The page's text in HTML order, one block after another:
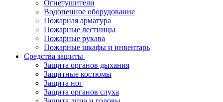
Огнетушители
Водопенное оборудование
Пожарная арматура
Пожарные лестницы
Пожарные рукава
Пожарные шкафы и инвентарь
Средства защиты
Защита органов дыхания
Защитные костюмы
Защита ног
Защита органов слуха